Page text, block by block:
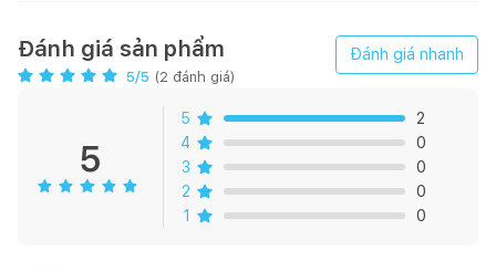
- Công nghệ Zone wash
- Mức tiêu thụ năng lượng: A++
Đánh giá sản phẩm
5/5 (2 đánh giá)
Đánh giá nhanh
5
5
2
4
0
3
0
2
0
1
0